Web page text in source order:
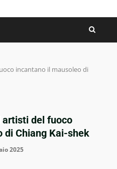
incantano il mausoleo di
artisti del fuoco
di Chiang Kai-shek
2025